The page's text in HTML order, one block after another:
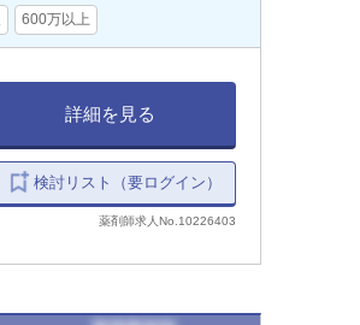
600万以上
詳細を見る
検討リスト（要ログイン）
薬剤師求人No.10226403